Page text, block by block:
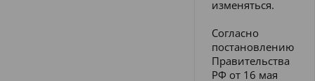
изменяться.
Согласно
постановлению
Правительства
РФ от 16 мая